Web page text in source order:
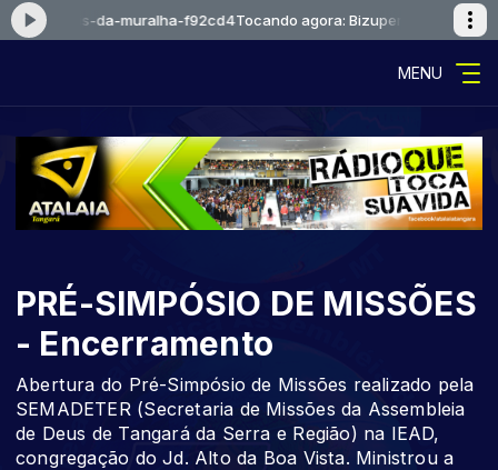
depois-da-muralha-f92cd4Tocando agora: Bizupentecostal-
MENU
PRÉ-SIMPÓSIO DE MISSÕES
- Encerramento
Abertura do Pré-Simpósio de Missões realizado pela
SEMADETER (Secretaria de Missões da Assembleia
de Deus de Tangará da Serra e Região) na IEAD,
congregação do Jd. Alto da Boa Vista. Ministrou a